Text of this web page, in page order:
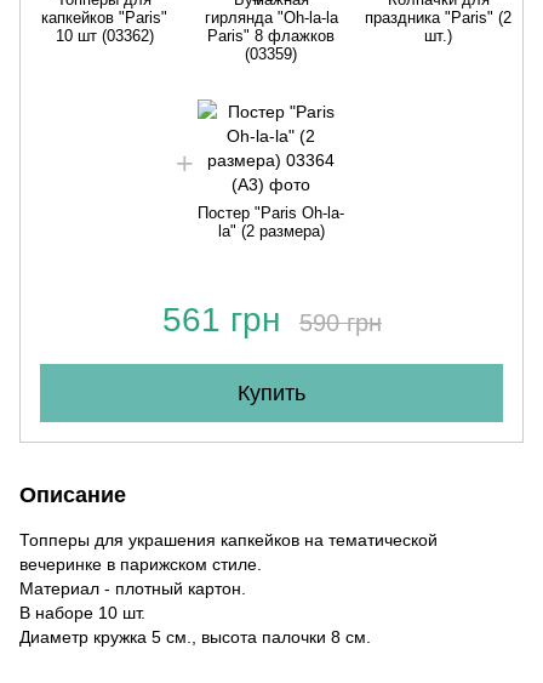
капкейков "Paris"
10 шт (03362)
гирлянда "Oh-la-la
Paris" 8 флажков
(03359)
праздника "Paris" (2
шт.)
Постер "Paris Oh-la-
la" (2 размера)
561 грн 590 грн
Купить
Описание
Топперы для украшения капкейков на тематической
вечеринке в парижском стиле.
Материал - плотный картон.
В наборе 10 шт.
Диаметр кружка 5 см., высота палочки 8 см.